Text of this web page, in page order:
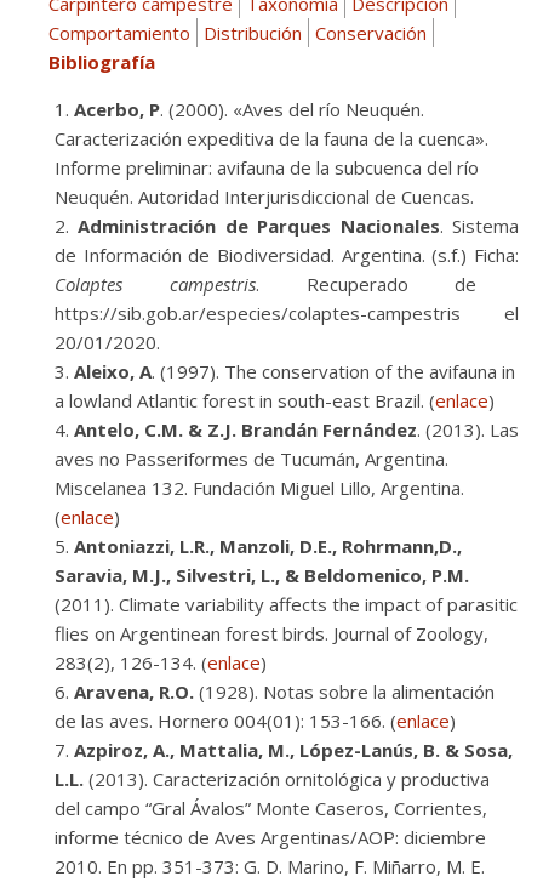
Comportamiento
Distribución Conservación
Bibliografía
Acerbo, P. (2000). «Aves del río Neuquén.
Caracterización expeditiva de la fauna de la cuenca».
Informe preliminar: avifauna de la subcuenca del río
Neuquén. Autoridad Interjurisdiccional de Cuencas.
Administración de Parques Nacionales. Sistema
de Información de Biodiversidad. Argentina. (s.f.) Ficha:
Colaptes campestris. Recuperado de
https://sib.gob.ar/especies/colaptes-campestris el
20/01/2020.
Aleixo, A. (1997). The conservation of the avifauna in
a lowland Atlantic forest in south-east Brazil. (enlace)
Antelo, C.M. & Z.J. Brandán Fernández. (2013). Las
aves no Passeriformes de Tucumán, Argentina.
Miscelanea 132. Fundación Miguel Lillo, Argentina.
(enlace)
Antoniazzi, L.R., Manzoli, D.E., Rohrmann,D.,
Saravia, M.J., Silvestri, L., & Beldomenico, P.M.
(2011). Climate variability affects the impact of parasitic
flies on Argentinean forest birds. Journal of Zoology,
283(2), 126-134. (enlace)
Aravena, R.O. (1928). Notas sobre la alimentación
de las aves. Hornero 004(01): 153-166. (enlace)
Azpiroz, A., Mattalia, M., López-Lanús, B. & Sosa,
L.L. (2013). Caracterización ornitológica y productiva
del campo “Gral Ávalos” Monte Caseros, Corrientes,
informe técnico de Aves Argentinas/AOP: diciembre
2010. En pp. 351-373: G. D. Marino, F. Miñarro, M. E.